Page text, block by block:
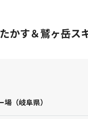
かす＆鷲ヶ岳ス
場（岐阜県）